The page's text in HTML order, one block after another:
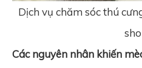
Dịch vụ chăm sóc thú
Các nguyên nhân khiến